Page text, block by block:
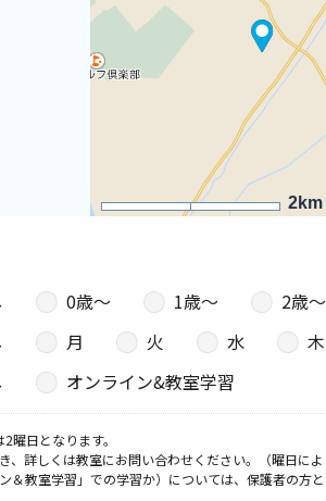
2km
0歳〜 1歳〜 2歳〜
月 火 水 木
オンライン&教室学習
日となります。
詳しくは教室にお問い合わせください。（曜日に
教室学習」での学習か）については、保護者の方